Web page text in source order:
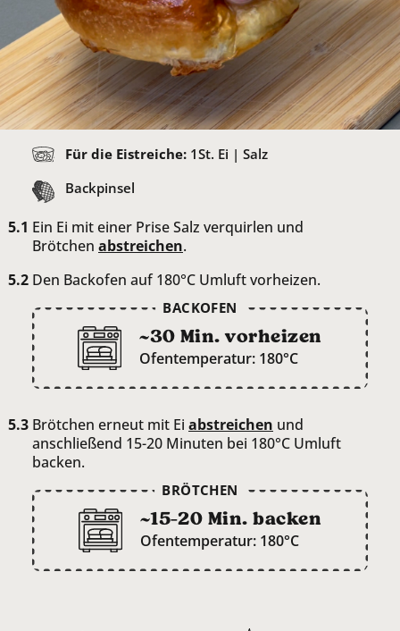
Für die Eistreiche: 1St. Ei | Salz
Backpinsel
Ein Ei mit einer Prise Salz verquirlen und
Brötchen abstreichen.
Den Backofen auf 180°C Umluft vorheizen.
BACKOFEN
~30 Min. vorheizen
Ofentemperatur: 180°C
Brötchen erneut mit Ei abstreichen und
anschließend 15-20 Minuten bei 180°C Umluft
backen.
BRÖTCHEN
~15-20 Min. backen
Ofentemperatur: 180°C